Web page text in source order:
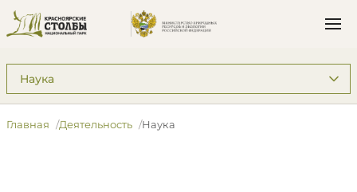
Подразделы: Деятельность
Главная Деятельность Наука